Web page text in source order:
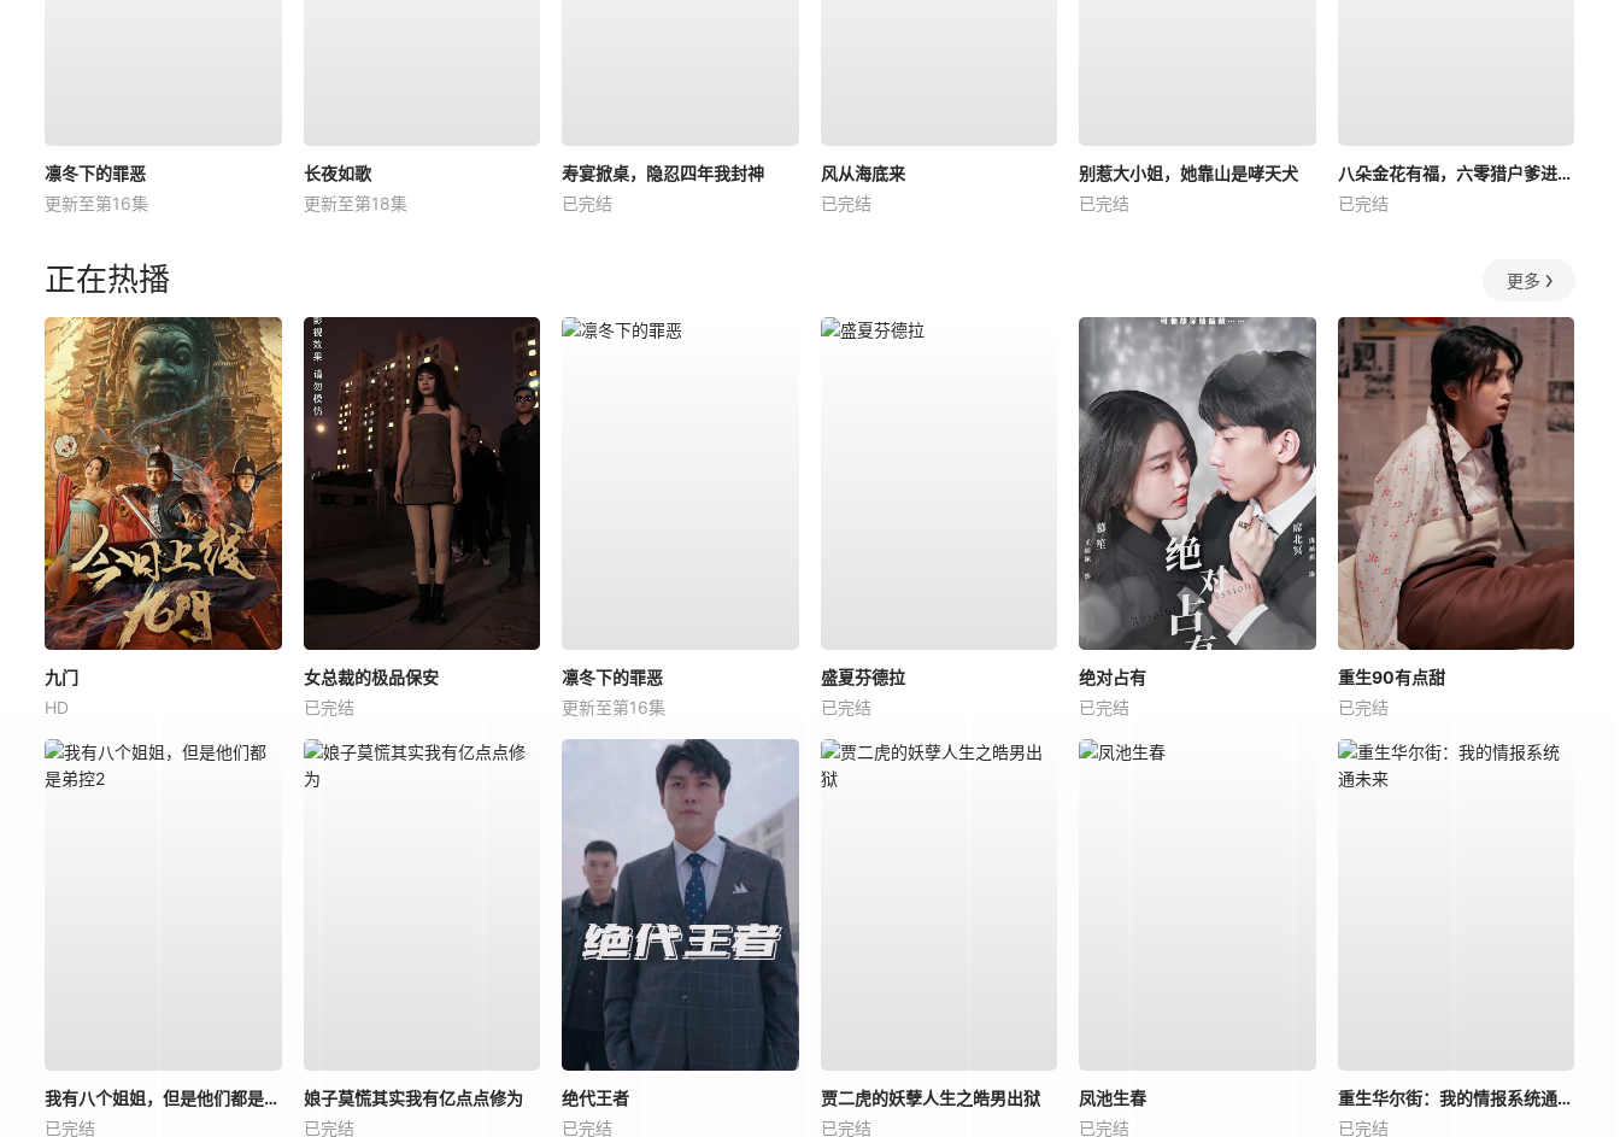
凛冬下的罪恶
更新至第16集
长夜如歌
更新至第18集
寿宴掀桌，隐忍四年我封神
已完结
风从海底来
已完结
别惹大小姐，她靠山是哮天犬
已完结
八朵金花有福，六零猎户爹进山挖宝藏
已完结
正在热播 更多
九门
HD
女总裁的极品保安
已完结
凛冬下的罪恶
更新至第16集
盛夏芬德拉
已完结
绝对占有
已完结
重生90有点甜
已完结
我有八个姐姐，但是他们都是弟控2
已完结
娘子莫慌其实我有亿点点修为
已完结
绝代王者
已完结
贾二虎的妖孽人生之皓男出狱
已完结
凤池生春
已完结
重生华尔街：我的情报系统通未来
已完结